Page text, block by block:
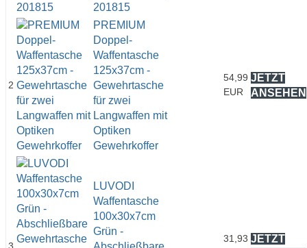
201815
2
PREMIUM
Doppel-
Waffentasche
125x37cm -
Gewehrtasche
für zwei
Langwaffen mit
Optiken
Gewehrkoffer
54,99
EUR
JETZT
ANSEHEN
3
LUVODI
Waffentasche
100x30x7cm
Grün -
31,93 JETZT